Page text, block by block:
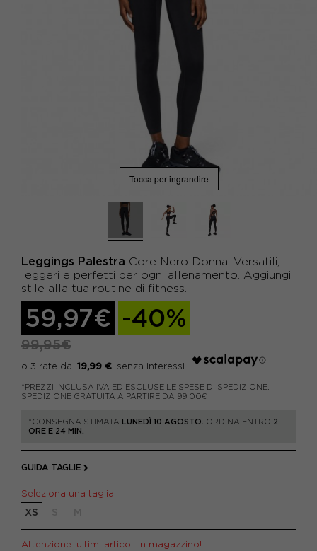
Tocca per ingrandire
Leggings Palestra Core Nero Donna: Versatili,
leggeri e perfetti per ogni allenamento. Aggiungi
stile alla tua routine di fitness.
59,97€ -40%
99,95€
19,99 €
*PREZZI INCLUSA IVA ED ESCLUSE LE SPESE DI SPEDIZIONE.
SPEDIZIONE GRATUITA A PARTIRE DA 99,00€
*CONSEGNA STIMATA LUNEDÌ 10 AGOSTO. ORDINA ENTRO 2
ORE E 24 MIN.
GUIDA TAGLIE
Seleziona una taglia
XS
Attenzione: ultimi articoli in magazzino!